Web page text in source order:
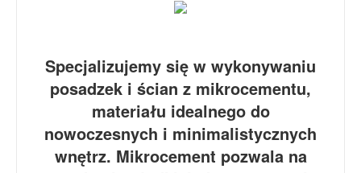
Specjalizujemy się w wykonywaniu
posadzek i ścian z mikrocementu,
materiału idealnego do
nowoczesnych i minimalistycznych
wnętrz. Mikrocement pozwala na